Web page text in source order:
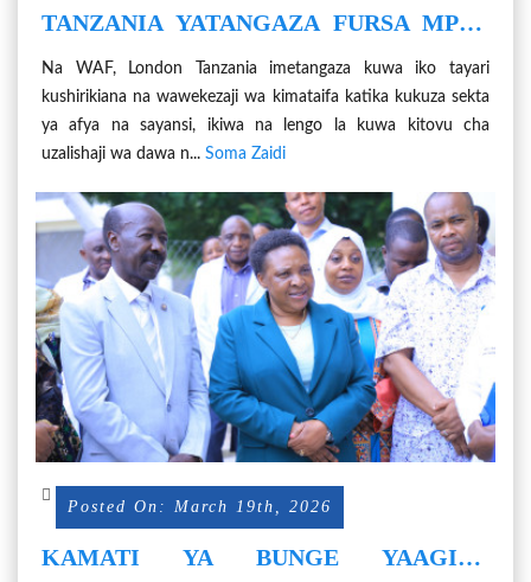
TANZANIA YATANGAZA FURSA MPYA
KIMATAIFA
Na WAF, London Tanzania imetangaza kuwa iko tayari
kushirikiana na wawekezaji wa kimataifa katika kukuza sekta
ya afya na sayansi, ikiwa na lengo la kuwa kitovu cha
uzalishaji wa dawa n... Soma Zaidi
Posted On: March 19th, 2026
KAMATI YA BUNGE YAAGIZA